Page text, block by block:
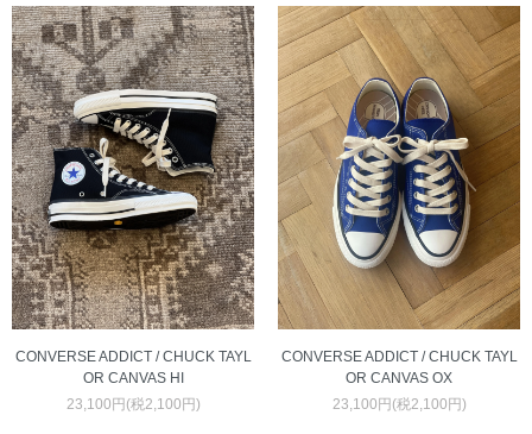
CONVERSE ADDICT / CHUCK TAYL
OR CANVAS HI
23,100円(税2,100円)
CONVERSE ADDICT / CHUCK TAYL
OR CANVAS OX
23,100円(税2,100円)